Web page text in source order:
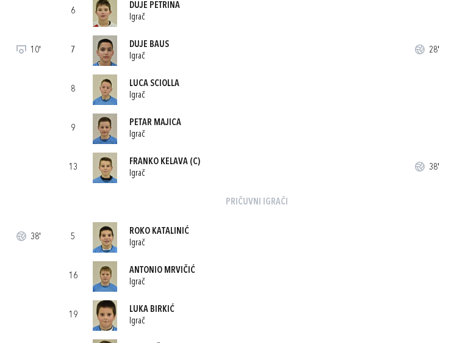
10'
38'
6
DUJE PETRINA
Igrač
7
DUJE BAUS
Igrač
28'
8
LUCA SCIOLLA
Igrač
9
PETAR MAJICA
Igrač
13
FRANKO KELAVA(C)
Igrač
38'
PRIČUVNI IGRAČI
5
ROKO KATALINIĆ
Igrač
16
ANTONIO MRVIČIĆ
Igrač
19
LUKA BIRKIĆ
Igrač